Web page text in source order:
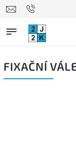
FIXAČNÍ